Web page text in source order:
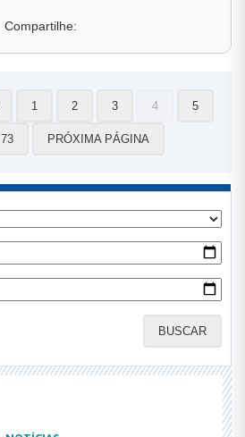
Compartilhe:
1 2 3 4 5
73 PRÓXIMA PÁGINA
BUSCAR